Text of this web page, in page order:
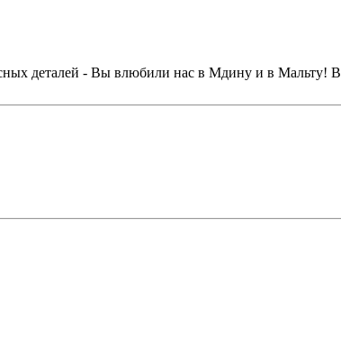
деталей - Вы влюбили нас в Мдину и в Мальту!